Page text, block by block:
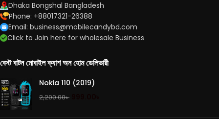
Dhaka Bongshal Bangladesh
Phone: +88017321-26388
Email: business@mobilecandybd.com
Click to Join here for wholesale Business
বেস্ট বাটন মোবাইল ক্যাশ অন হোম ডেলিভারী
Nokia 110 (2019)
2,200.00৳